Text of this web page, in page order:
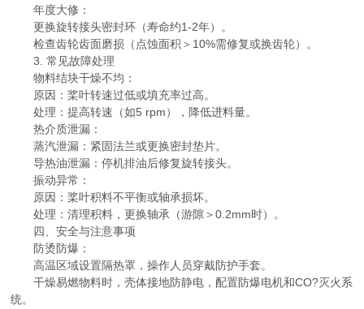
年度大修：
更换旋转接头密封环（寿命约1-2年）。
检查齿轮齿面磨损（点蚀面积＞10%需修复或换齿轮）。
3. 常见故障处理
物料结块干燥不均：
原因：桨叶转速过低或填充率过高。
处理：提高转速（如5 rpm），降低进料量。
热介质泄漏：
蒸汽泄漏：紧固法兰或更换密封垫片。
导热油泄漏：停机排油后修复旋转接头。
振动异常：
原因：桨叶积料不平衡或轴承损坏。
处理：清理积料，更换轴承（游隙＞0.2mm时）。
四、安全与注意事项
防烫防爆：
高温区域设置隔热罩，操作人员穿戴防护手套。
干燥易燃物料时，壳体接地防静电，配置防爆电机和CO?灭火系
统。